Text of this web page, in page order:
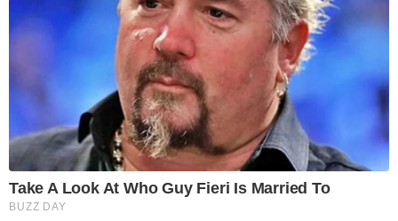
Take A Look At Who Guy Fieri Is Married To
BUZZ DAY